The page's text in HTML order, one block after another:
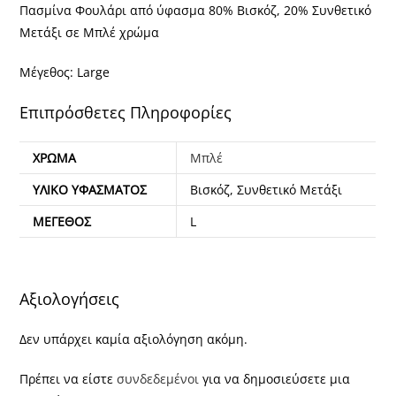
Πασμίνα Φουλάρι από ύφασμα 80% Βισκόζ, 20% Συνθετικό
Μετάξι σε Μπλέ χρώμα
Μέγεθος: Large
Επιπρόσθετες Πληροφορίες
ΧΡΏΜΑ
Μπλέ
ΥΛΙΚΌ ΥΦΆΣΜΑΤΟΣ
Βισκόζ, Συνθετικό Μετάξι
ΜΈΓΕΘΟΣ
L
Αξιολογήσεις
Δεν υπάρχει καμία αξιολόγηση ακόμη.
Πρέπει να είστεσυνδεδεμένοιγια να δημοσιεύσετε μια